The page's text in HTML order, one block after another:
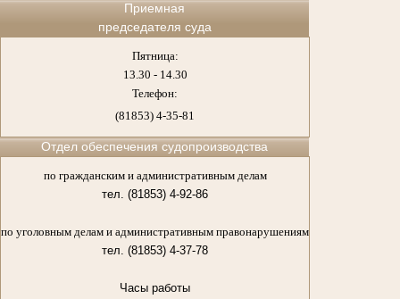
Приемная
председателя суда
Пятница:
13.30 - 14.30
Телефон:
(81853) 4-35-81
Отдел обеспечения судопроизводства
по гражданским и административным делам
тел. (81853) 4-92-86
по уголовным делам и административным правонарушениям
тел. (81853) 4-37-78
Часы работы